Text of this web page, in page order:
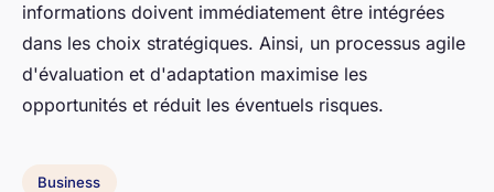
informations doivent immédiatement être intégrées
dans les choix stratégiques. Ainsi, un processus agile
d'évaluation et d'adaptation maximise les
opportunités et réduit les éventuels risques.
Business